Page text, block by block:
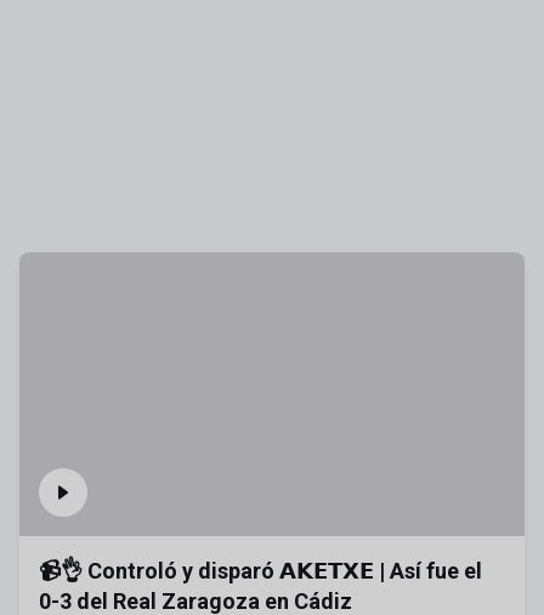
📹👌 Controló y disparó 𝗔𝗞𝗘𝗧𝗫𝗘 | Así fue el
0-3 del Real Zaragoza en Cádiz